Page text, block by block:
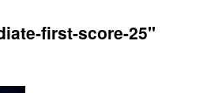
first-score-25"